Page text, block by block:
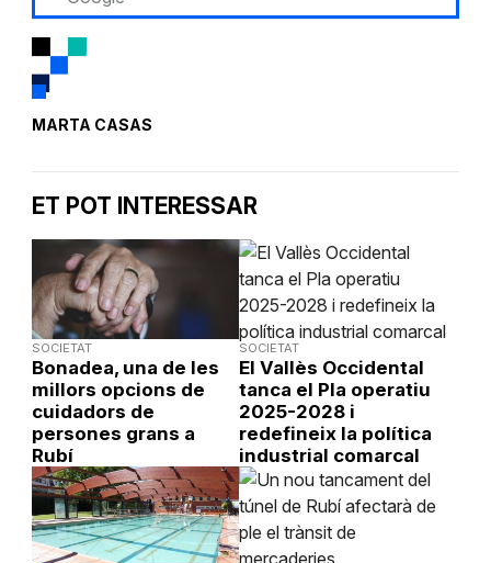
MARTA CASAS
ET POT INTERESSAR
SOCIETAT
Bonadea, una de les
millors opcions de
cuidadors de
persones grans a
Rubí
SOCIETAT
El Vallès Occidental
tanca el Pla operatiu
2025-2028 i
redefineix la política
industrial comarcal